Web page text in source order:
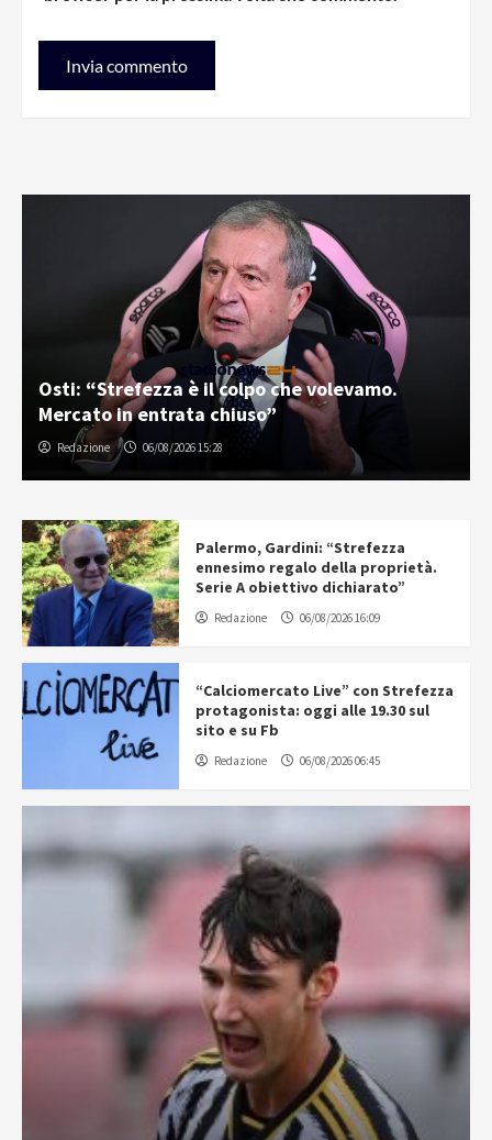
Osti: “Strefezza è il colpo che volevamo.
Mercato in entrata chiuso”
Redazione 06/08/2026 15:28
Palermo, Gardini: “Strefezza
ennesimo regalo della proprietà.
Serie A obiettivo dichiarato”
Redazione 06/08/2026 16:09
“Calciomercato Live” con Strefezza
protagonista: oggi alle 19.30 sul
sito e su Fb
Redazione 06/08/2026 06:45